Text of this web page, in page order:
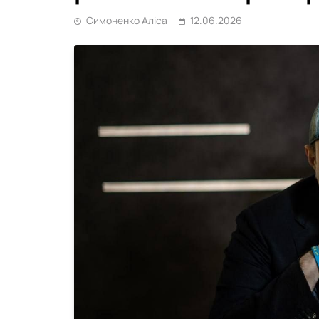
Симоненко Аліса 12.06.2026
Чому українська
переживає новий